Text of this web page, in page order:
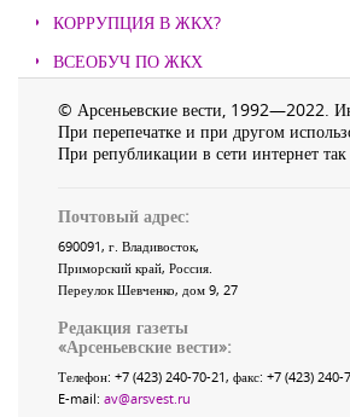
КОРРУПЦИЯ В ЖКХ?
ВСЕОБУЧ ПО ЖКХ
© Арсеньевские вести, 1992—2022.
При перепечатке и при другом
При републикации в сети интернет
Почтовый адрес:
690091, г. Владивосток,
Приморский край, Россия.
Переулок Шевченко, дом 9, 27
Редакция газеты
«Арсеньевские вести»:
Телефон: +7 (423) 240-70-21, факс: +7 (423) 240-
E-mail: av@arsvest.ru